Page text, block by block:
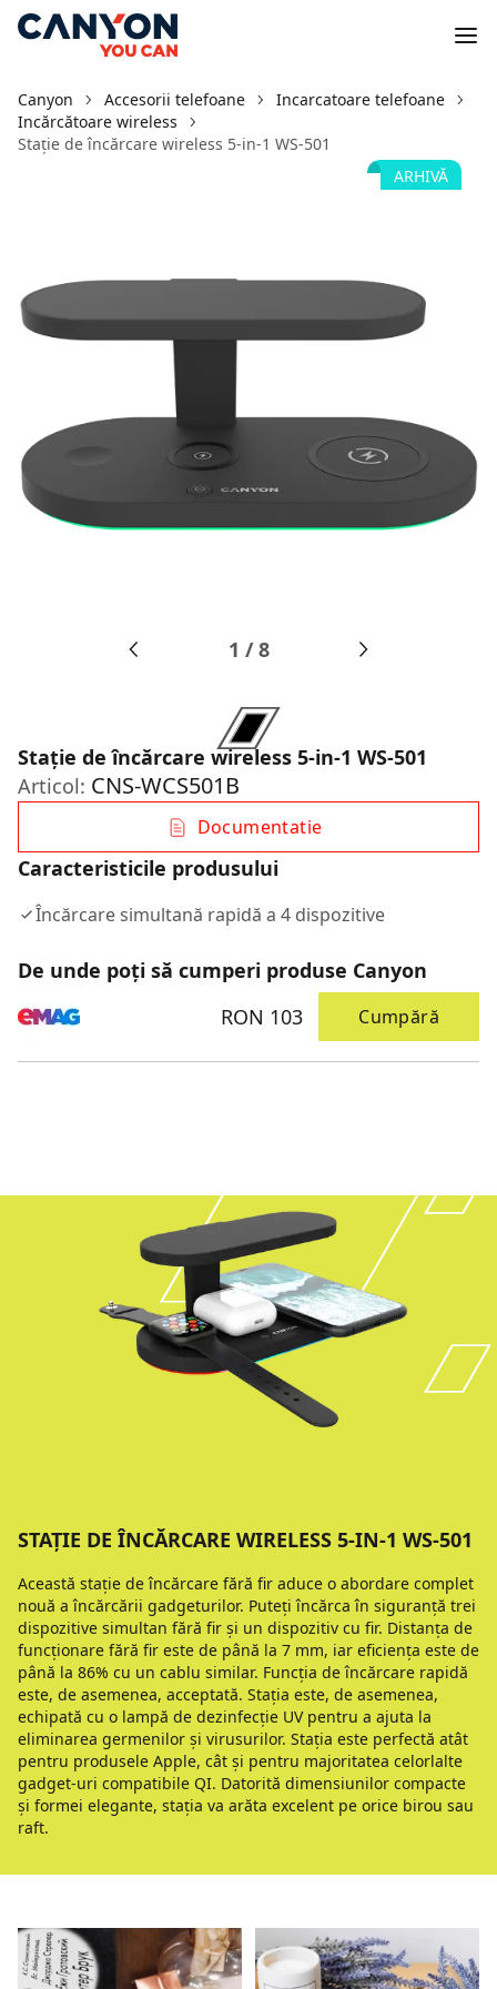
Canyon Accesorii telefoane
Incarcatoare telefoane
Incărcătoare wireless
Stație de încărcare wireless 5-in-1 WS-501
ARHIVĂ
1 /8
Stație de încărcare wireless 5-in-1 WS-501
Articol: CNS-WCS501B
Documentatie
Caracteristicile produsului
Încărcare simultană rapidă a 4 dispozitive
De unde poți să cumperi produse Canyon
RON 103
Cumpără
STAȚIE DE ÎNCĂRCARE WIRELESS 5-IN-1 WS-501
Această stație de încărcare fără fir aduce o abordare complet
nouă a încărcării gadgeturilor. Puteți încărca în siguranță trei
dispozitive simultan fără fir și un dispozitiv cu fir. Distanța de
funcționare fără fir este de până la 7 mm, iar eficiența este de
până la 86% cu un cablu similar. Funcția de încărcare rapidă
este, de asemenea, acceptată. Stația este, de asemenea,
echipată cu o lampă de dezinfecție UV pentru a ajuta la
eliminarea germenilor și virusurilor. Stația este perfectă atât
pentru produsele Apple, cât și pentru majoritatea celorlalte
gadget-uri compatibile QI. Datorită dimensiunilor compacte
și formei elegante, stația va arăta excelent pe orice birou sau
raft.